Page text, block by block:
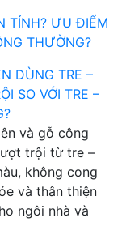
DÙNG TRE –
SO VỚI TRE –
và gỗ công
trội từ tre –
không cong
và thân thiện
ngôi nhà và